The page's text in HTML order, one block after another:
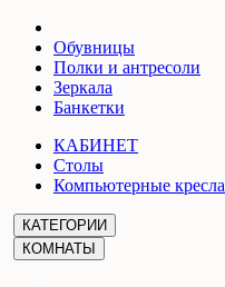
Обувницы
Полки и антресоли
Зеркала
Банкетки
КАБИНЕТ
Столы
Компьютерные кресла
КАТЕГОРИИ
КОМНАТЫ